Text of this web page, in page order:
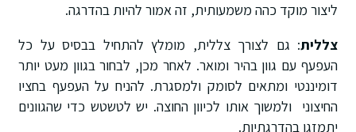
ליצור מוקד כהה משמעותית, זה אמור להיות בהדרגה.
צללית: גם לצורך צללית, מומלץ להתחיל בבסיס על כל
העפעף עם גוון בהיר ומואר. לאחר מכן, לבחור בגוון מעט יותר
דומיננטי ומתאים לסומק ולמסגרת. להניח על העפעף בחציו
החיצוני ולמשוך אותו לכיוון החוצה. יש לטשטש כדי שהגוונים
יתמזגו בהדרגתיות.